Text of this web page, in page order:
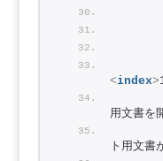
<index>
用文書を
ト用文書